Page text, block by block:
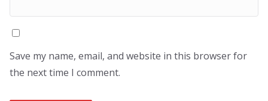
Save my name, email, and website in this browser for
the next time I comment.